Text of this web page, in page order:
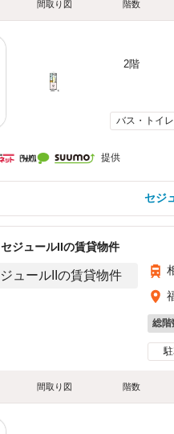
間取り図 階数
2階
バス・トイ
提供
セジ
セジュールIIの賃貸物件
総階
間取り図 階数